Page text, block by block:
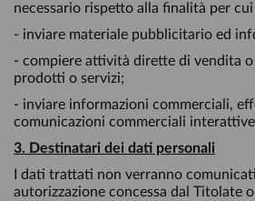
necessario rispetto alla finalità per
- inviare materiale pubblicitario ed
- compiere attività dirette di vendita
prodotti o servizi;
- inviare informazioni commerciali,
comunicazioni commerciali
3. Destinatari dei dati personali
I dati trattati non verranno
autorizzazione concessa dal Titolate